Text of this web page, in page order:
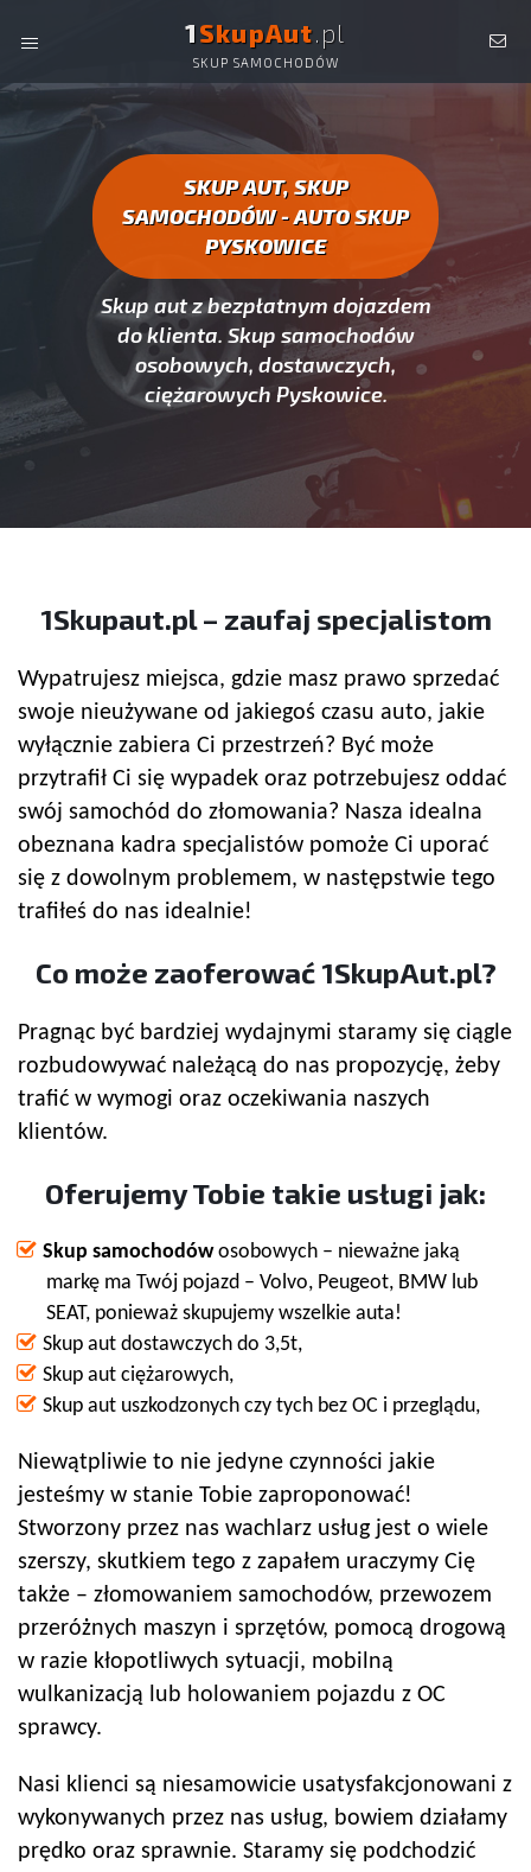
1SkupAut.pl
SKUP SAMOCHODÓW
AUTO SKUP PYSKOWICE -
SAMOCHODÓW PYSKOWICE
SKUP AUT, SKUP
SAMOCHODÓW - AUTO SKUP
PYSKOWICE
Skup aut z bezpłatnym dojazdem
do klienta. Skup samochodów
osobowych, dostawczych,
ciężarowych Pyskowice.
1Skupaut.pl – zaufaj specjalistom
Wypatrujesz miejsca, gdzie masz prawo sprzedać
swoje nieużywane od jakiegoś czasu auto, jakie
wyłącznie zabiera Ci przestrzeń? Być może
przytrafił Ci się wypadek oraz potrzebujesz oddać
swój samochód do złomowania? Nasza idealna
obeznana kadra specjalistów pomoże Ci uporać
się z dowolnym problemem, w następstwie tego
trafiłeś do nas idealnie!
Co może zaoferować 1SkupAut.pl?
Pragnąc być bardziej wydajnymi staramy się ciągle
rozbudowywać należącą do nas propozycję, żeby
trafić w wymogi oraz oczekiwania naszych
klientów.
Oferujemy Tobie takie usługi jak:
Skup samochodówosobowych – nieważne jaką
markę ma Twój pojazd – Volvo, Peugeot, BMW lub
SEAT, ponieważ skupujemy wszelkie auta!
Skup aut dostawczych do 3,5t,
Skup aut ciężarowych,
Skup aut uszkodzonych czy tych bez OC i przeglądu,
Niewątpliwie to nie jedyne czynności jakie
jesteśmy w stanie Tobie zaproponować!
Stworzony przez nas wachlarz usług jest o wiele
szerszy, skutkiem tego z zapałem uraczymy Cię
także – złomowaniem samochodów, przewozem
przeróżnych maszyn i sprzętów, pomocą drogową
w razie kłopotliwych sytuacji, mobilną
wulkanizacją lub holowaniem pojazdu z OC
sprawcy.
Nasi klienci są niesamowicie usatysfakcjonowani z
wykonywanych przez nas usług, bowiem działamy
prędko oraz sprawnie. Staramy się podchodzić